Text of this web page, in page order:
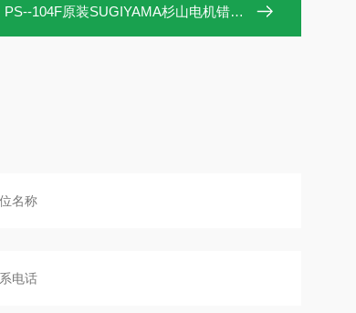
PS--104F原装SUGIYAMA杉山电机错误检测器PS-104F